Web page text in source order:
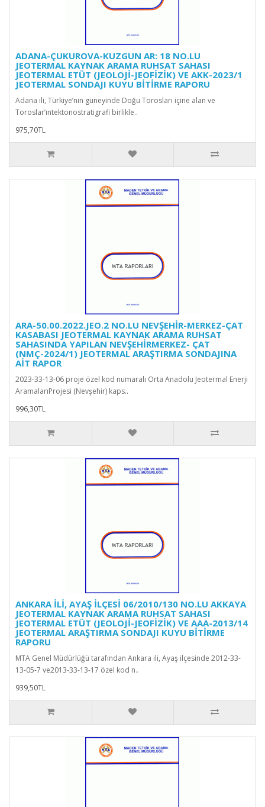
ADANA-ÇUKUROVA-KUZGUN AR: 18 NO.LU
JEOTERMAL KAYNAK ARAMA RUHSAT SAHASI
JEOTERMAL ETÜT (JEOLOJİ-JEOFİZİK) VE AKK-2023/1
JEOTERMAL SONDAJI KUYU BİTİRME RAPORU
Adana ili, Türkiye’nin güneyinde Doğu Torosları içine alan ve
Toroslar’ıntektonostratigrafi birlikle..
975,70TL
ARA-50.00.2022.JEO.2 NO.LU NEVŞEHİR-MERKEZ-ÇAT
KASABASI JEOTERMAL KAYNAK ARAMA RUHSAT
SAHASINDA YAPILAN NEVŞEHİRMERKEZ- ÇAT
(NMÇ-2024/1) JEOTERMAL ARAŞTIRMA SONDAJINA
AİT RAPOR
2023-33-13-06 proje özel kod numaralı Orta Anadolu Jeotermal Enerji
AramalarıProjesi (Nevşehir) kaps..
996,30TL
ANKARA İLİ, AYAŞ İLÇESİ 06/2010/130 NO.LU AKKAYA
JEOTERMAL KAYNAK ARAMA RUHSAT SAHASI
JEOTERMAL ETÜT (JEOLOJİ-JEOFİZİK) VE AAA-2013/14
JEOTERMAL ARAŞTIRMA SONDAJI KUYU BİTİRME
RAPORU
MTA Genel Müdürlüğü tarafından Ankara ili, Ayaş ilçesinde 2012-33-
13-05-7 ve2013-33-13-17 özel kod n..
939,50TL